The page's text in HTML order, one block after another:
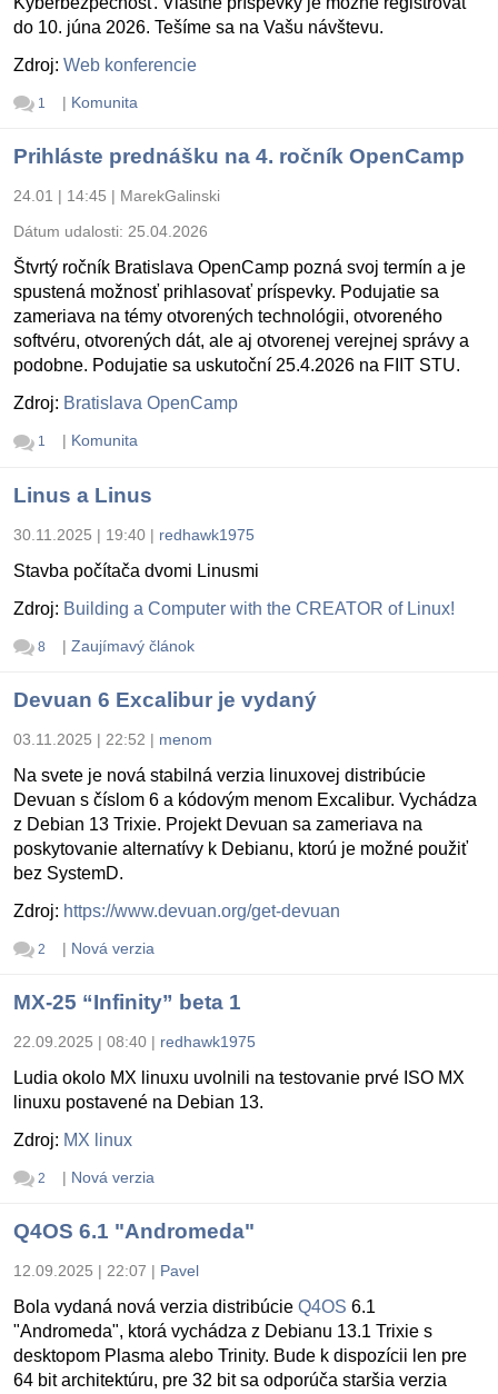
do 10. júna 2026. Tešíme sa na Vašu návštevu.
Zdroj: Web konferencie
1 | Komunita
Prihláste prednášku na 4. ročník OpenCamp
24.01 | 14:45 | MarekGalinski
Dátum udalosti: 25.04.2026
Štvrtý ročník Bratislava OpenCamp pozná svoj termín a je
spustená možnosť prihlasovať príspevky. Podujatie sa
zameriava na témy otvorených technológii, otvoreného
softvéru, otvorených dát, ale aj otvorenej verejnej správy a
podobne. Podujatie sa uskutoční 25.4.2026 na FIIT STU.
Zdroj: Bratislava OpenCamp
1 | Komunita
Linus a Linus
30.11.2025 | 19:40 | redhawk1975
Stavba počítača dvomi Linusmi
Zdroj: Building a Computer with the CREATOR of Linux!
8 | Zaujímavý článok
Devuan 6 Excalibur je vydaný
03.11.2025 | 22:52 | menom
Na svete je nová stabilná verzia linuxovej distribúcie
Devuan s číslom 6 a kódovým menom Excalibur. Vychádza
z Debian 13 Trixie. Projekt Devuan sa zameriava na
poskytovanie alternatívy k Debianu, ktorú je možné použiť
bez SystemD.
Zdroj: https://www.devuan.org/get-devuan
2 | Nová verzia
MX-25 “Infinity” beta 1
22.09.2025 | 08:40 | redhawk1975
Ludia okolo MX linuxu uvolnili na testovanie prvé ISO MX
linuxu postavené na Debian 13.
Zdroj: MX linux
2 | Nová verzia
Q4OS 6.1 "Andromeda"
12.09.2025 | 22:07 | Pavel
Bola vydaná nová verzia distribúcie Q4OS 6.1
"Andromeda", ktorá vychádza z Debianu 13.1 Trixie s
desktopom Plasma alebo Trinity. Bude k dispozícii len pre
64 bit architektúru, pre 32 bit sa odporúča staršia verzia